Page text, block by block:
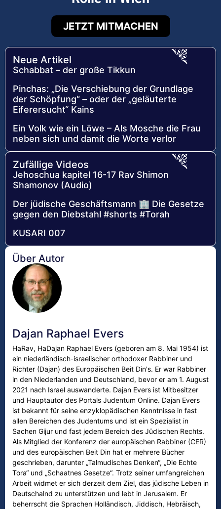
JETZT MITMACHEN
Neue Artikel
Schabbat – der große Tikkun
Pinchas: „Die Verschiebung der Grundlage
der Schöpfung“ – oder der „geläuterte
Eiferersucht“ Kains
Ein Volk wie ein Löwe – Als Mosche die Frau
neben sich und damit die Worte verlor
Zufällige Videos
Jehoschua kapitel 16-17 Rav Shimon
Shamonov (Audio)
Der jüdische Geschäftsmann 🏢 Die Gesetze
gegen den Diebstahl #shorts #Torah
KUSARI 007
Über Autor
Dajan Raphael Evers
HaRav, HaDajan Raphael Evers (geboren am 8. Mai 1954) ist
ein niederländisch-israelischer orthodoxer Rabbiner und
Richter (Dajan) des Europäischen Beit Din's. Er war Rabbiner
in den Niederlanden und Deutschland, bevor er am 1. August
2021 nach Israel auswanderte. Dajan Evers ist Mitbesitzer
und Hauptautor des Portals Judentum Online. Dajan Evers
ist bekannt für seine enzyklopädischen Kenntnisse in fast
allen Bereichen des Judentums und ist ein Spezialist in
Sachen Gijur und fast jedem Bereich des Jüdischen Rechts.
Als Mitglied der Konferenz der europäischen Rabbiner (CER)
und des europäischen Beit Din hat er mehrere Bücher
geschrieben, darunter „Talmudisches Denken“, „Die Echte
Tora“ und „Schaatnes Gesetze“. Trotz seiner umfangreichen
Arbeit widmet er sich derzeit dem Ziel, das jüdische Leben in
Deutschalnd zu unterstützen und lebt in Jerusalem. Er
beherrscht die Sprachen Holländisch, Jiddisch, Hebräisch,